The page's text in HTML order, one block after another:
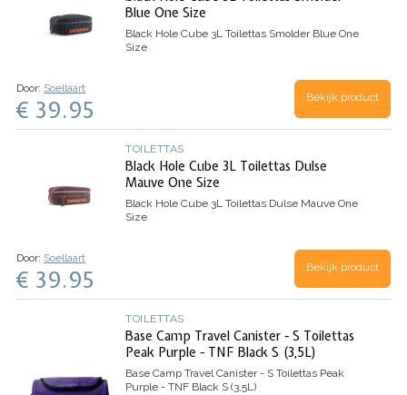
Blue One Size
Black Hole Cube 3L Toilettas Smolder Blue One
Size
Door: Soellaart
€ 39.95 Bekijk product
TOILETTAS
Black Hole Cube 3L Toilettas Dulse
Mauve One Size
Black Hole Cube 3L Toilettas Dulse Mauve One
Size
Door: Soellaart
€ 39.95 Bekijk product
TOILETTAS
Base Camp Travel Canister - S Toilettas
Peak Purple - TNF Black S (3,5L)
Base Camp Travel Canister - S Toilettas Peak
Purple - TNF Black S (3,5L)